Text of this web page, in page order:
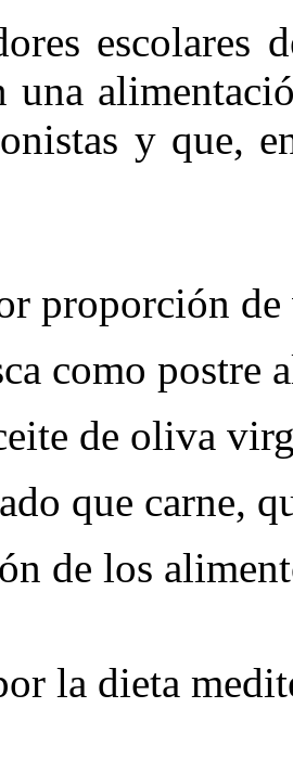
escolares
una
y que,
proporción
como postre
de oliva
que carne,
de los
la dieta